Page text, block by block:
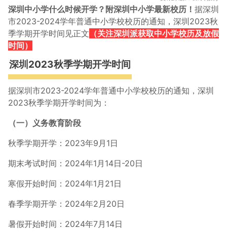
深圳中小学什么时候开学？附深圳中小学最新校历！ 据深圳
市2023-2024学年普通中小学校校历的通知，深圳2023秋
季学期开学时间见正文 （关注深圳派获取中小学校历及放假
时间）
深圳2023秋季学期开学时间
据深圳市2023-2024学年普通中小学校校历的通知，深圳
2023秋季学期开学时间为：
（一）义务教育阶段
秋季学期开学：2023年9月1日
期末考试时间：2024年1月14日-20日
寒假开始时间：2024年1月21日
春季学期开学：2024年2月20日
暑假开始时间：2024年7月14日